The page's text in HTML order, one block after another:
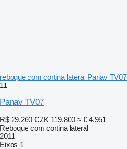
reboque com cortina lateral Panav TV07
11
Panav TV07
R$ 29.260 CZK 119.800 ≈ € 4.951
Reboque com cortina lateral
2011
Eixos 1